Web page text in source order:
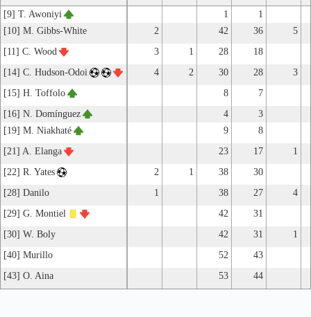
[9] T. Awoniyi 1
1
[10] M. Gibbs-White
2 42 36
5
[11] C. Wood
3 1 28
18
[14] C. Hudson-Odoi
4 2 30 28
3
[15] H. Toffolo
8
7
[16] N. Domínguez
4
3
[19] M. Niakhaté
9
8
[21] A. Elanga
23 17
1
[22] R. Yates
2 1 38
30
[28] Danilo
1 38 27
4
[29] G. Montiel
42
31
[30] W. Boly
42 31
1
[40] Murillo
52
43
[43] O. Aina
53 44